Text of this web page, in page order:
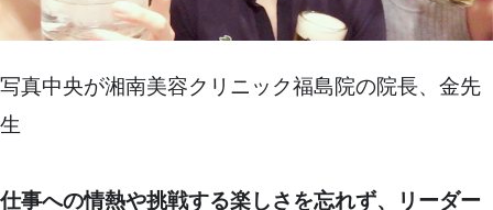
写真中央が湘南美容クリニック福島院の院長、金先
生
仕事への情熱や挑戦する楽しさを忘れず、リーダー